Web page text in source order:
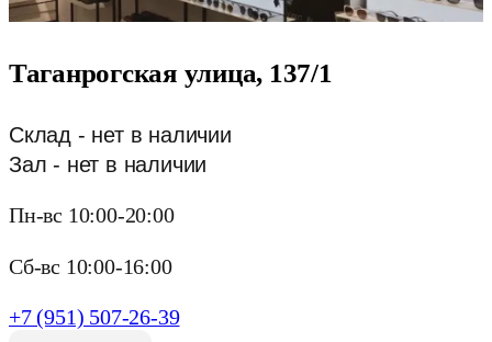
Таганрогская улица, 137/1
Склад - нет в наличии
Зал - нет в наличии
Пн-вс 10:00-20:00
Сб-вс 10:00-16:00
+7 (951) 507-26-39